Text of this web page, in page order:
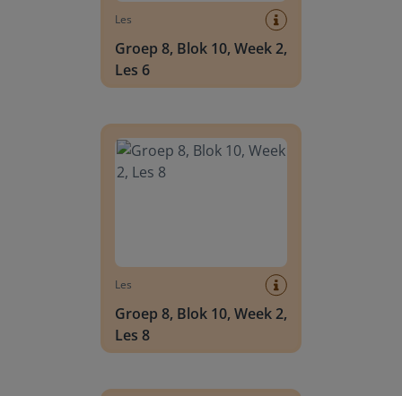
Les
Groep 8, Blok 10, Week 2,
Les 6
Les
Groep 8, Blok 10, Week 2,
Les 8